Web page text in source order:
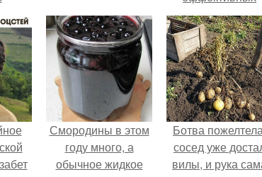
способов
запоминать
информацию.
Смородины в этом
году много, а
обычное жидкое
Ботва
сосед уже
вилы, и рука